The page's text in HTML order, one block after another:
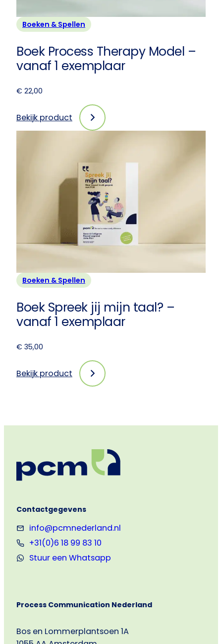
Boeken & Spellen
Boek Process Therapy Model –
vanaf 1 exemplaar
€ 22,00
Bekijk product
:
Therapy
Model
–
exemplaar
Boeken & Spellen
Boek Spreek jij mijn taal? –
vanaf 1 exemplaar
€ 35,00
Bekijk product
:
mijn
vanaf
1
Contactgegevens
info@pcmnederland.nl
+31(0)6 18 99 83 10
Stuur een Whatsapp
Process Communication Nederland
Bos en Lommerplantsoen 1A